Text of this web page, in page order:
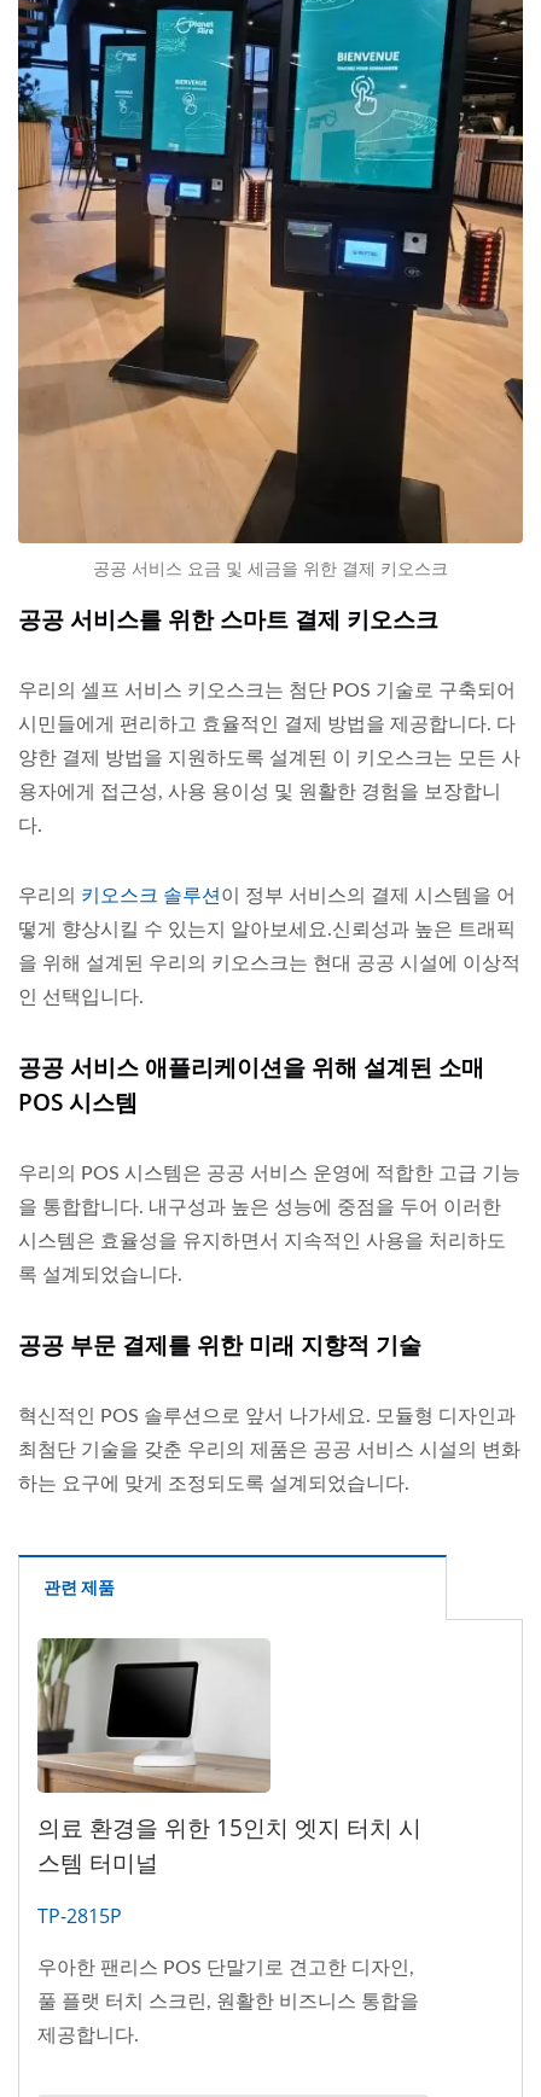
공공 서비스 요금 및 세금을 위한 결제 키오스크
공공 서비스를 위한 스마트 결제 키오스크
우리의 셀프 서비스 키오스크는 첨단 POS 기술로 구축되어
시민들에게 편리하고 효율적인 결제 방법을 제공합니다. 다
양한 결제 방법을 지원하도록 설계된 이 키오스크는 모든 사
용자에게 접근성, 사용 용이성 및 원활한 경험을 보장합니
다.
우리의 키오스크 솔루션 이 정부 서비스의 결제 시스템을 어
떻게 향상시킬 수 있는지 알아보세요.신뢰성과 높은 트래픽
을 위해 설계된 우리의 키오스크는 현대 공공 시설에 이상적
인 선택입니다.
공공 서비스 애플리케이션을 위해 설계된 소매
POS 시스템
우리의 POS 시스템은 공공 서비스 운영에 적합한 고급 기능
을 통합합니다. 내구성과 높은 성능에 중점을 두어 이러한
시스템은 효율성을 유지하면서 지속적인 사용을 처리하도
록 설계되었습니다.
공공 부문 결제를 위한 미래 지향적 기술
혁신적인 POS 솔루션으로 앞서 나가세요. 모듈형 디자인과
최첨단 기술을 갖춘 우리의 제품은 공공 서비스 시설의 변화
하는 요구에 맞게 조정되도록 설계되었습니다.
관련 제품
의료 환경을 위한 15인치 엣지 터치 시
스템 터미널
TP-2815P
우아한 팬리스 POS 단말기로 견고한 디자인,
풀 플랫 터치 스크린, 원활한 비즈니스 통합을
제공합니다.